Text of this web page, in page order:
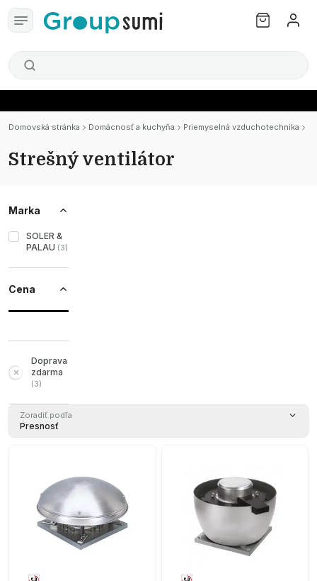
Domovská stránka Domácnosť a kuchyňa Priemyselná vzduchotechnika
Strešný ventilátor
Marka
SOLER &
PALAU (3)
Cena
Doprava
zdarma
(3)
Zoradiť podľa
Presnosť